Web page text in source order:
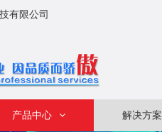
有限公司
产品中心 解决方案